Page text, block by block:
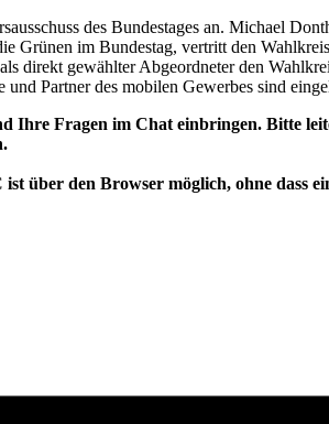
des Bundestages an. Michael
Grünen im Bundestag, vertritt den
direkt gewählter Abgeordneter den
Partner des mobilen Gewerbes sind
Ihre Fragen im Chat einbringen. Bitte
über den Browser möglich, ohne